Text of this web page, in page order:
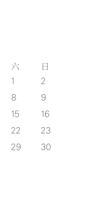
六 日
1
2
8
9
15
16
22
23
29
30